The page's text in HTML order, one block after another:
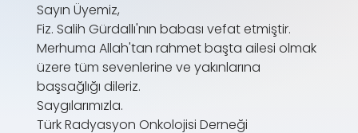
Sayın Üyemiz,
Fiz. Salih Gürdallı'nın babası vefat etmiştir.
Merhuma Allah'tan rahmet başta ailesi olmak
üzere tüm sevenlerine ve yakınlarına
başsağlığı dileriz.
Saygılarımızla.
Türk Radyasyon Onkolojisi Derneği